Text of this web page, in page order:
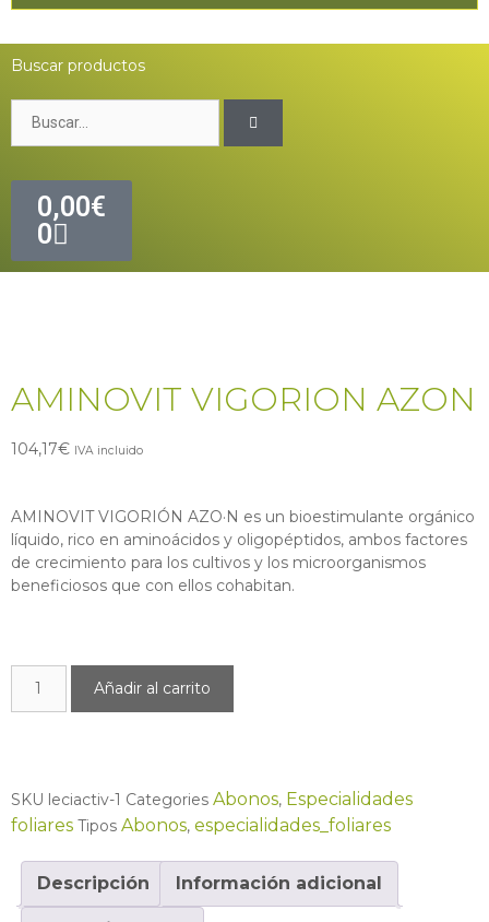
Buscar productos
0,00€
0
AMINOVIT VIGORION AZON
104,17€ IVA incluido
AMINOVIT VIGORIÓN AZO·N es un bioestimulante orgánico
líquido, rico en aminoácidos y oligopéptidos, ambos factores
de crecimiento para los cultivos y los microorganismos
beneficiosos que con ellos cohabitan.
Añadir al carrito
SKU leciactiv-1 Categories Abonos, Especialidades
foliares Tipos Abonos, especialidades_foliares
Descripción Información adicional